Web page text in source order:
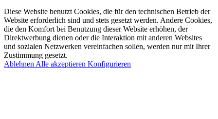
Diese Website benutzt Cookies, die für den technischen Betrieb der
Website erforderlich sind und stets gesetzt werden. Andere Cookies,
die den Komfort bei Benutzung dieser Website erhöhen, der
Direktwerbung dienen oder die Interaktion mit anderen Websites
und sozialen Netzwerken vereinfachen sollen, werden nur mit Ihrer
Zustimmung gesetzt.
AblehnenAlle akzeptieren Konfigurieren